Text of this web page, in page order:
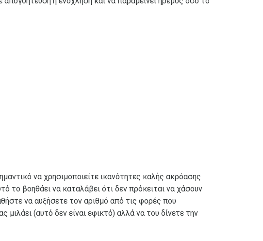
να χρησιμοποιείτε ικανότητες καλής ακρόασης
το βοηθάει να καταλάβει ότι δεν πρόκειται να χάσουν
να αυξήσετε τον αριθμό από τις φορές που
(αυτό δεν είναι εφικτό) αλλά να του δίνετε την